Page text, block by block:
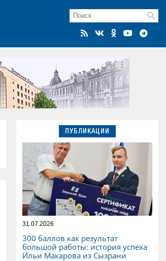
ПУБЛИКАЦИИ
31.07.2026
300 баллов как результат
большой работы: история успеха
Ильи Макарова из Сызрани